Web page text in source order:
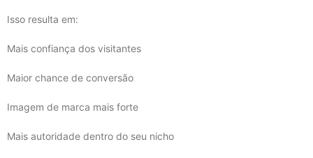
Isso resulta em:
Mais confiança dos visitantes
Maior chance de conversão
Imagem de marca mais forte
Mais autoridade dentro do seu nicho